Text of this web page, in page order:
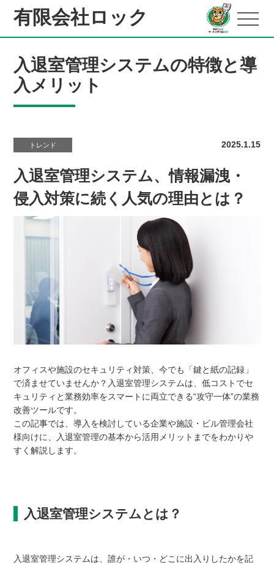
有限会社ロック
入退室管理システムの特徴と導
入メリット
トレンド 2025.1.15
入退室管理システム、情報漏洩・
侵入対策に続く人気の理由とは？
オフィスや施設のセキュリティ対策、今でも「鍵と紙の記録」
で済ませていませんか？入退室管理システムは、低コストでセ
キュリティと業務効率をスマートに両立できる“攻守一体”の業務
改善ツールです。
この記事では、導入を検討している企業や施設・ビル管理会社
様向けに、入退室管理の基本から活用メリットまでをわかりや
すく解説します。
入退室管理システムとは？
入退室管理システムは、誰が・いつ・どこに出入りしたかを記